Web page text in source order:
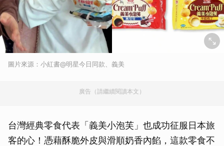
圖片來源：小紅書@明星今日同款、義美
廣告（請繼續閱讀本文）
台灣經典零食代表「義美小泡芙」也成功征服日本旅
客的心！憑藉酥脆外皮與滑順奶香內餡，這款零食不